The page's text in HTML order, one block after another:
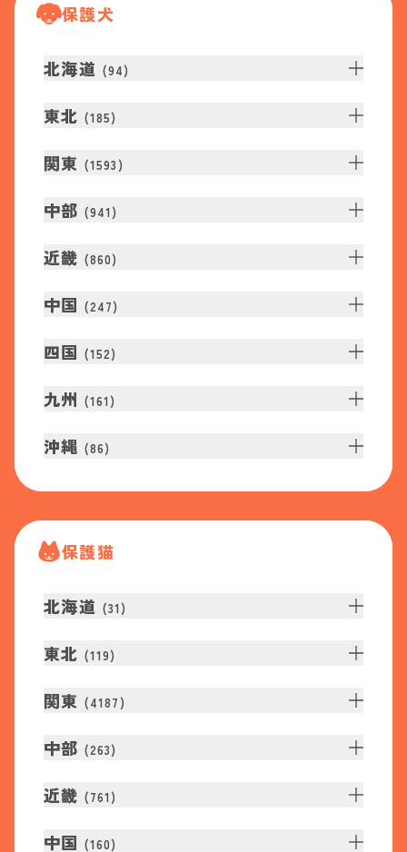
保護犬
北海道 (94)
東北 (185)
関東 (1593 )
中部 (941 )
近畿 (860)
中国 (247)
四国 (152)
九州 (161 )
沖縄 (86)
保護猫
北海道 (31 )
東北 (119)
関東 (4187 )
中部 (263)
近畿 (761 )
中国 (160)